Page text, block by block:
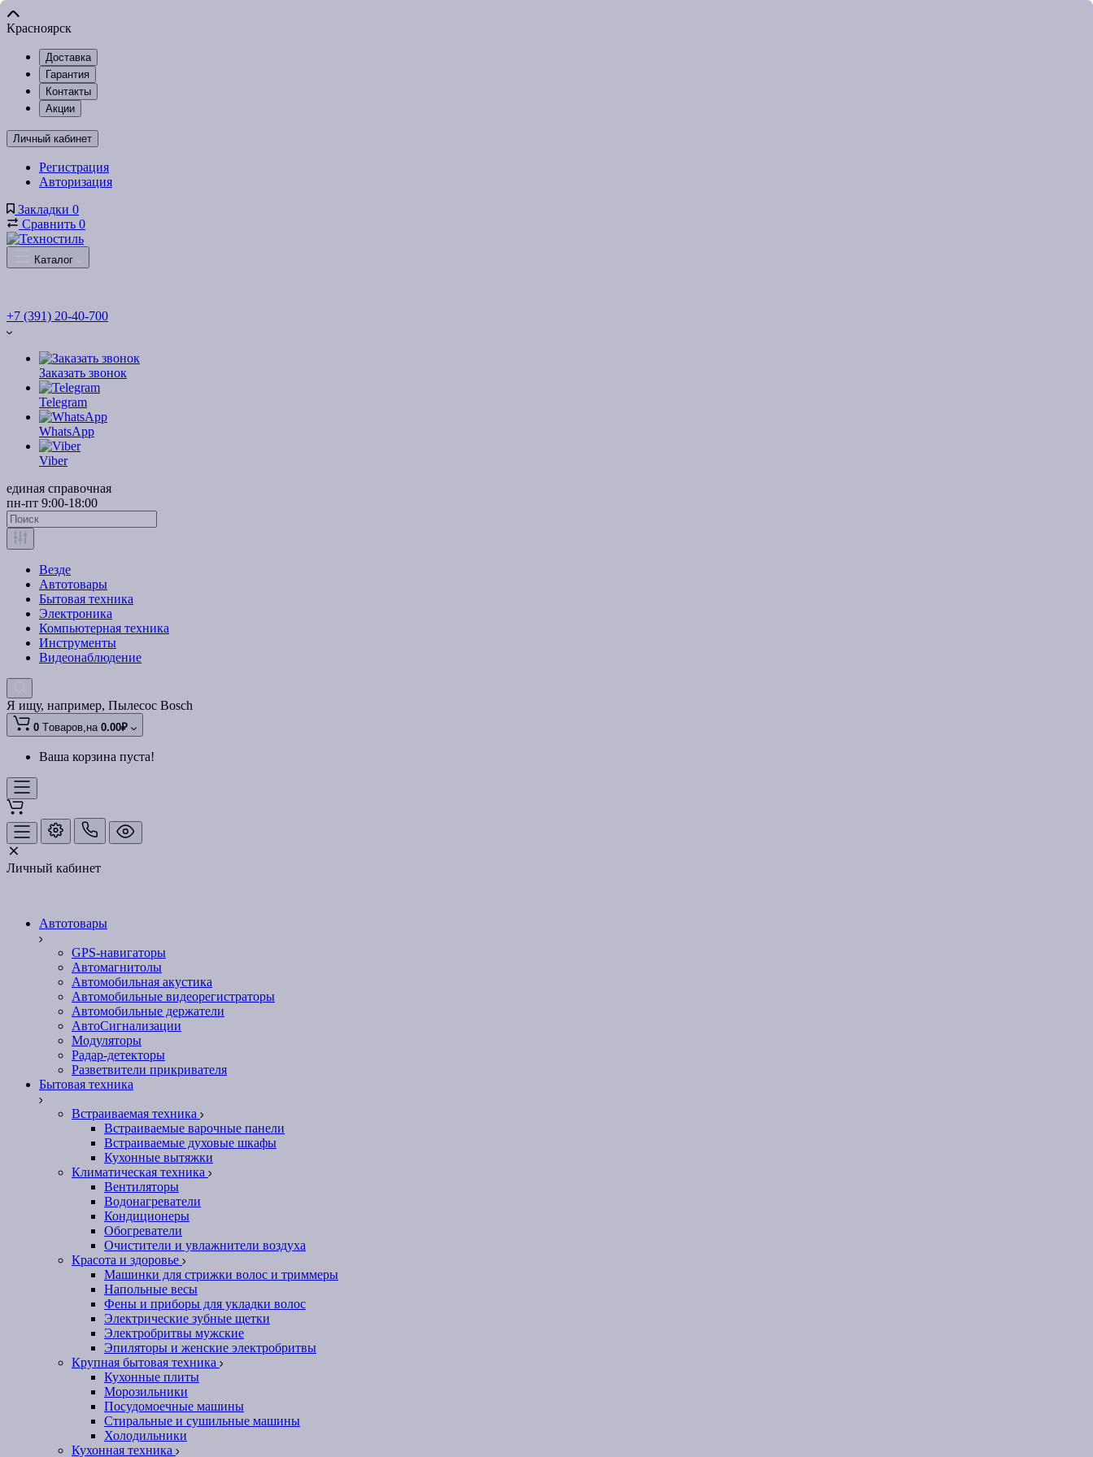
Красноярск
Доставка
Гарантия
Контакты
Акции
Личный кабинет
Регистрация
Авторизация
Закладки 0
Сравнить 0
Каталог
+7 (391) 20-40-700
Заказать звонок
Telegram
WhatsApp
Viber
единая справочная
пн-пт 9:00-18:00
Везде
Автотовары
Бытовая техника
Электроника
Компьютерная техника
Инструменты
Видеонаблюдение
Я ищу, например, Пылесос Bosch
0 Tоваров,на 0.00₽
Ваша корзина пуста!
Личный кабинет
Автотовары
GPS-навигаторы
Автомагнитолы
Автомобильная акустика
Автомобильные видеорегистраторы
Автомобильные держатели
АвтоСигнализации
Модуляторы
Радар-детекторы
Разветвители прикривателя
Бытовая техника
Встраиваемая техника
Встраиваемые варочные панели
Встраиваемые духовые шкафы
Кухонные вытяжки
Климатическая техника
Вентиляторы
Водонагреватели
Кондиционеры
Обогреватели
Очистители и увлажнители воздуха
Красота и здоровье
Машинки для стрижки волос и триммеры
Напольные весы
Фены и приборы для укладки волос
Электрические зубные щетки
Электробритвы мужские
Эпиляторы и женские электробритвы
Крупная бытовая техника
Кухонные плиты
Морозильники
Посудомоечные машины
Стиральные и сушильные машины
Холодильники
Кухонная техника